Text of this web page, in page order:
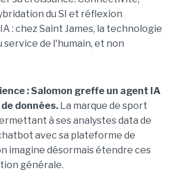
du SI et réflexion
: chez Saint James, la technologie
service de l'humain, et non
:Salomon greffe un agent IA
données.La marque de sport
à ses analystes data de
avec sa plateforme de
imagine désormais étendre ces
générale.